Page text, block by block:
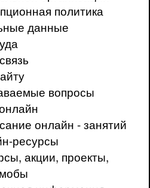
политика
данные
вопросы
онлайн - занятий
ресурсы
акции, проекты,